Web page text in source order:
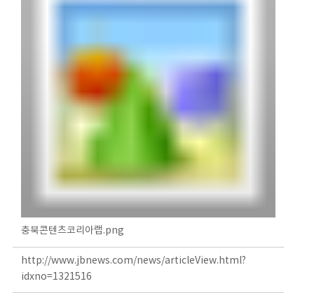
충북콘텐츠코리아랩.png
http://www.jbnews.com/news/articleView.html?
idxno=1321516